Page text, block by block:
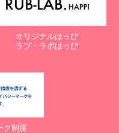
情の解決の申出先】
番9号 六本木ファースト
ない場合に起こりうる影響
オリジナルはっぴ
ラブ・ラボはっぴ
ク制度